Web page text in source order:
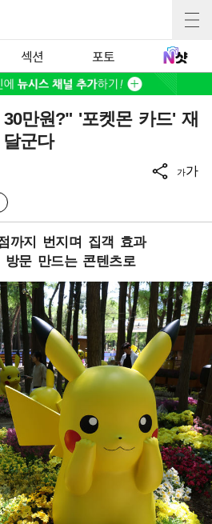
섹션 포토
만원?" '포켓몬 카드' 재
군다
가가
까지 번지며 집객 효과
문 만드는 콘텐츠로